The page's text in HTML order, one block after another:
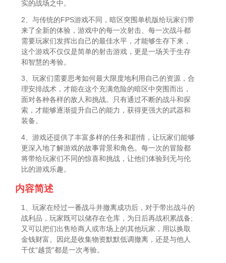
实的战场之中。
2、与传统的FPS游戏不同，暗区突围单机版给玩家们带
来了全新的体验，游戏中的每一次射击、每一次战斗都
需要玩家们发挥出自己的最佳水平，才能够生存下来，
这个游戏不仅仅是简单的射击游戏，更是一场关于生存
和智慧的考验。
3、玩家们需要思考如何最大限度地利用自己的资源，合
理安排战术，才能在这个充满危险的暗区中突围而出，
面对各种各样的敌人和挑战。只有通过不断的战斗和探
索，才能够逐渐提升自己的能力，获得更强大的武器和
装备。
4、游戏还提供了丰富多样的任务和剧情，让玩家们能够
更深入地了解游戏的故事背景和角色。每一次的冒险都
将带给玩家们不同的惊喜和挑战，让他们体验到无与伦
比的游戏乐趣。
内容简述
1、玩家在经过一番战斗并撤离成功后，对于带出战斗的
战利品，玩家既可以储存在仓库，为日后再战积累战备;
又可以把们出售给商人或市场上的其他玩家，用以换取
金钱财富。因此是收集物资默默低调撤离，还是与他人
干仗“越货”都是一次考验。